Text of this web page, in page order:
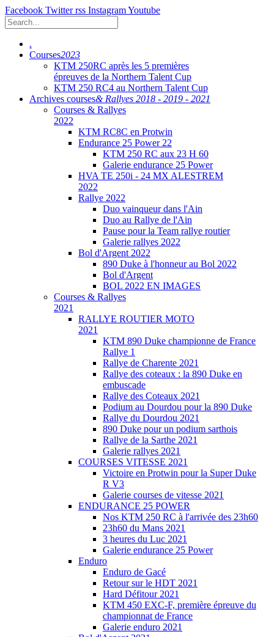
Facebook Twitter rss InstagramYoutube
.
Courses2023
KTM 250RC après les 5 premières
épreuves de la Northern Talent Cup
KTM 250 RC4 au Northern Talent Cup
Archives courses& Rallyes 2018 - 2019 - 2021
Courses & Rallyes
2022
KTM RC8C en Protwin
Endurance 25 Power 22
KTM 250 RC aux 23 H 60
Galerie endurance 25 Power
HVA TE 250i - 24 MX ALESTREM
2022
Rallye 2022
Duo vainqueur dans l'Ain
Duo au Rallye de l'Ain
Pause pour la Team rallye routier
Galerie rallyes 2022
Bol d'Argent 2022
890 Duke à l'honneur au Bol 2022
Bol d'Argent
BOL 2022 EN IMAGES
Courses & Rallyes
2021
RALLYE ROUTIER MOTO
2021
KTM 890 Duke championne de France
Rallye 1
Rallye de Charente 2021
Rallye des coteaux : la 890 Duke en
embuscade
Rallye des Coteaux 2021
Podium au Dourdou pour la 890 Duke
Rallye du Dourdou 2021
890 Duke pour un podium sarthois
Rallye de la Sarthe 2021
Galerie rallyes 2021
COURSES VITESSE 2021
Victoire en Protwin pour la Super Duke
R V3
Galerie courses de vitesse 2021
ENDURANCE 25 POWER
Nos KTM 250 RC à l'arrivée des 23h60
23h60 du Mans 2021
3 heures du Luc 2021
Galerie endurance 25 Power
Enduro
Enduro de Gacé
Retour sur le HDT 2021
Hard Défitour 2021
KTM 450 EXC-F, première épreuve du
championnat de France
Galerie enduro 2021